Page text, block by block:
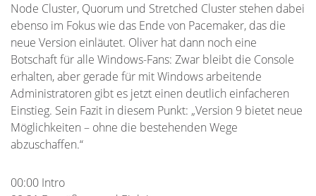
Node Cluster, Quorum und Stretched Cluster stehen dabei
ebenso im Fokus wie das Ende von Pacemaker, das die
neue Version einläutet. Oliver hat dann noch eine
Botschaft für alle Windows-Fans: Zwar bleibt die Console
erhalten, aber gerade für mit Windows arbeitende
Administratoren gibt es jetzt einen deutlich einfacheren
Einstieg. Sein Fazit in diesem Punkt: „Version 9 bietet neue
Möglichkeiten – ohne die bestehenden Wege
abzuschaffen.“
00:00 Intro